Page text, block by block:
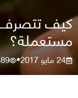
كيف تتصرف
مستعملة؟
24 مايو 2017 •